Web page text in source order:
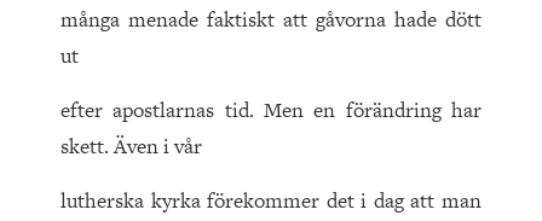
många menade faktiskt att gåvorna hade dött
ut
efter apostlarnas tid. Men en förändring har
skett. Även i vår
lutherska kyrka förekommer det i dag att man